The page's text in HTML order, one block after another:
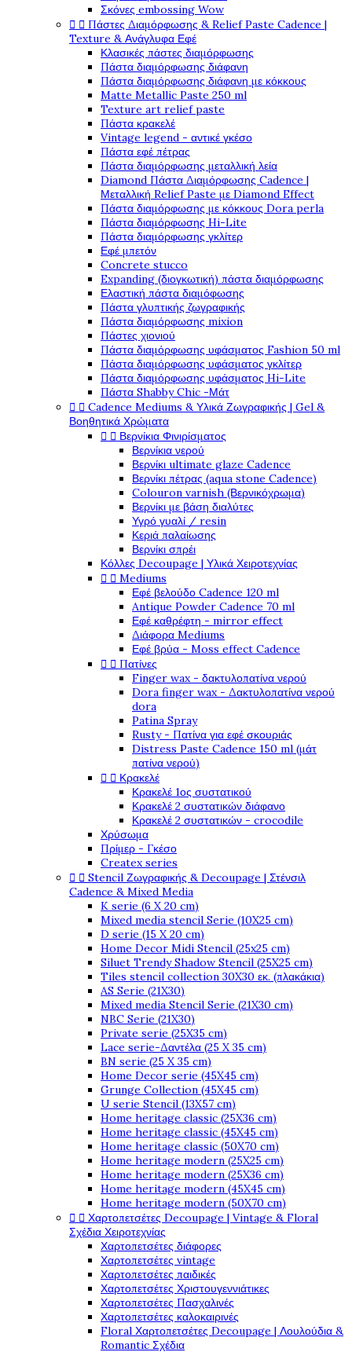
Σκόνες embossing Wow
  Πάστες Διαμόρφωσης & Relief Paste Cadence |
Texture & Ανάγλυφα Εφέ
Κλασικές πάστες διαμόρφωσης
Πάστα διαμόρφωσης διάφανη
Πάστα διαμόρφωσης διάφανη με κόκκους
Matte Metallic Paste 250 ml
Texture art relief paste
Πάστα κρακελέ
Vintage legend - αντικέ γκέσο
Πάστα εφέ πέτρας
Πάστα διαμόρφωσης μεταλλική λεία
Diamond Πάστα Διαμόρφωσης Cadence |
Μεταλλική Relief Paste με Diamond Effect
Πάστα διαμόρφωσης με κόκκους Dora perla
Πάστα διαμόρφωσης Hi-Lite
Πάστα διαμόρφωσης γκλίτερ
Εφέ μπετόν
Concrete stucco
Expanding (διογκωτική) πάστα διαμόρφωσης
Ελαστική πάστα διαμόφωσης
Πάστα γλυπτικής ζωγραφικής
Πάστα διαμόρφωσης mixion
Πάστες χιονιού
Πάστα διαμόρφωσης υφάσματος Fashion 50 ml
Πάστα διαμόρφωσης υφάσματος γκλίτερ
Πάστα διαμόρφωσης υφάσματος Hi-Lite
Πάστα Shabby Chic -Μάτ
  Cadence Mediums & Υλικά Ζωγραφικής | Gel &
Βοηθητικά Χρώματα
  Βερνίκια Φινιρίσματος
Βερνίκια νερού
Βερνίκι ultimate glaze Cadence
Βερνίκι πέτρας (aqua stone Cadence)
Colouron varnish (Βερνικόχρωμα)
Βερνίκι με βάση διαλύτες
Υγρό γυαλί / resin
Κεριά παλαίωσης
Βερνίκι σπρέι
Κόλλες Decoupage | Υλικά Χειροτεχνίας
  Mediums
Εφέ βελούδο Cadence 120 ml
Antique Powder Cadence 70 ml
Εφέ καθρέφτη - mirror effect
Διάφορα Mediums
Εφέ βρύα - Moss effect Cadence
  Πατίνες
Finger wax - δακτυλοπατίνα νερού
Dora finger wax - Δακτυλοπατίνα νερού
dora
Patina Spray
Rusty - Πατίνα για εφέ σκουριάς
Distress Paste Cadence 150 ml (μάτ
πατίνα νερού)
  Κρακελέ
Κρακελέ 1ος συστατικού
Κρακελέ 2 συστατικών διάφανο
Κρακελέ 2 συστατικών - crocodile
Χρύσωμα
Πρίμερ - Γκέσο
Createx series
  Stencil Ζωγραφικής & Decoupage | Στένσιλ
Cadence & Mixed Media
K serie (6 X 20 cm)
Mixed media stencil Serie (10X25 cm)
D serie (15 X 20 cm)
Home Decor Midi Stencil (25x25 cm)
Siluet Trendy Shadow Stencil (25X25 cm)
Tiles stencil collection 30X30 εκ. (πλακάκια)
AS Serie (21X30)
Mixed media Stencil Serie (21X30 cm)
NBC Serie (21X30)
Private serie (25X35 cm)
Lace serie-Δαντέλα (25 X 35 cm)
BN serie (25 X 35 cm)
Home Decor serie (45X45 cm)
Grunge Collection (45X45 cm)
U serie Stencil (13X57 cm)
Home heritage classic (25X36 cm)
Home heritage classic (45X45 cm)
Home heritage classic (50X70 cm)
Home heritage modern (25X25 cm)
Home heritage modern (25X36 cm)
Home heritage modern (45X45 cm)
Home heritage modern (50X70 cm)
  Χαρτοπετσέτες Decoupage | Vintage & Floral
Σχέδια Χειροτεχνίας
Χαρτοπετσέτες διάφορες
Χαρτοπετσέτες vintage
Χαρτοπετσέτες παιδικές
Χαρτοπετσέτες Χριστουγεννιάτικες
Χαρτοπετσέτες Πασχαλινές
Χαρτοπετσέτες καλοκαιρινές
Floral Χαρτοπετσέτες Decoupage | Λουλούδια &
Romantic Σχέδια